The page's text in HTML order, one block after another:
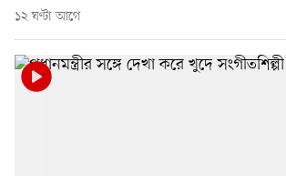
১২ ঘণ্টা আগে